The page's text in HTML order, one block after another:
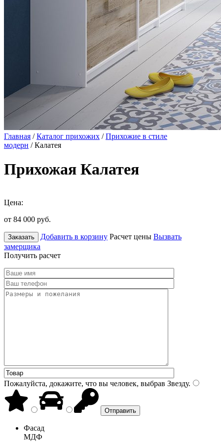
Главная /Каталог прихожих /Прихожие в стиле
модерн / Калатея
Прихожая Калатея
Цена:
от 84 000 руб.
Заказать Добавить в корзину Расчет цены Вызвать
замерщика
Получить расчет
Пожалуйста, докажите, что вы человек, выбрав Звезду.
Фасад
МДФ